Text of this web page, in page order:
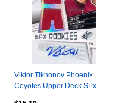
Viktor Tikhonov Phoenix
Coyotes Upper Deck SPx